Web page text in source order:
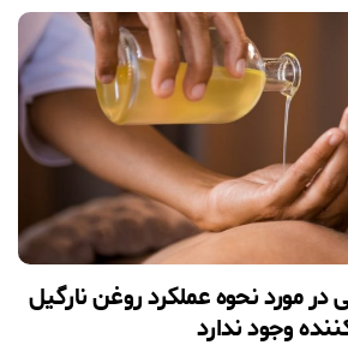
در مورد نحوه عملکرد روغن نارگیل
وجود ندارد